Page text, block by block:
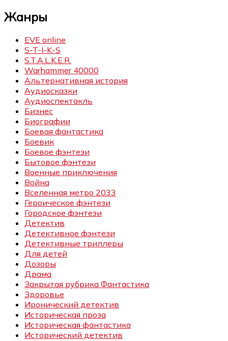
Жанры
EVE online
S-T-I-K-S
S.T.A.L.K.E.R.
Warhammer 40000
Альтернативная история
Аудиосказки
Аудиоспектакль
Бизнес
Биографии
Боевая фантастика
Боевик
Боевое фэнтези
Бытовое фэнтези
Военные приключения
Война
Вселенная метро 2033
Героическое фэнтези
Городское фэнтези
Детектив
Детективное фэнтези
Детективные триллеры
Для детей
Дозоры
Драма
Закрытая рубрика Фантастика
Здоровье
Иронический детектив
Историческая проза
Историческая фантастика
Исторический детектив